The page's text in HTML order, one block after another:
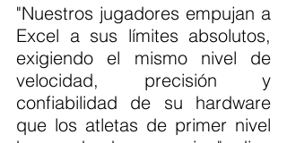
"Nuestros jugadores empujan a
Excel a sus límites absolutos,
exigiendo el mismo nivel de
velocidad, precisión y
confiabilidad de su hardware
que los atletas de primer nivel